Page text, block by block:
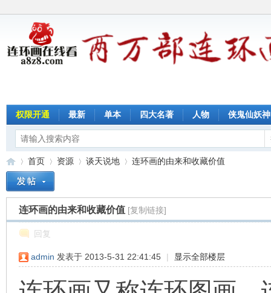
权限开通 最新 单本 四大名著 人物 侠鬼仙妖神
»
首页
›
资源
›
谈天说地
›
连环画的由来和收藏价值
连环画的由来和收藏价值 [复制链接]
回复
admin 发表于 2013-5-31 22:41:45 | 显示全部楼层